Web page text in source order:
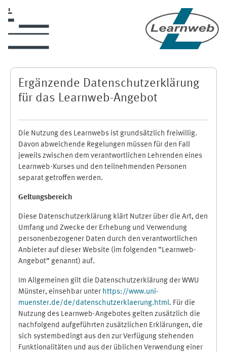
Ergänzende Datenschutzerklärung
für das Learnweb-Angebot
Die Nutzung des Learnwebs ist grundsätzlich freiwillig.
Davon abweichende Regelungen müssen für den Fall
jeweils zwischen dem verantwortlichen Lehrenden eines
Learnweb-Kurses und den teilnehmenden Personen
separat getroffen werden.
Geltungsbereich
Diese Datenschutzerklärung klärt Nutzer über die Art, den
Umfang und Zwecke der Erhebung und Verwendung
personenbezogener Daten durch den verantwortlichen
Anbieter auf dieser Website (im folgenden “Learnweb-
Angebot” genannt) auf.
Im Allgemeinen gilt die Datenschutzerklärung der WWU
Münster, einsehbar unter https://www.uni-
muenster.de/de/datenschutzerklaerung.html. Für die
Nutzung des Learnweb-Angebotes gelten zusätzlich die
nachfolgend aufgeführten zusätzlichen Erklärungen, die
sich systembedingt aus den zur Verfügung stehenden
Funktionalitäten und aus der üblichen Verwendung einer